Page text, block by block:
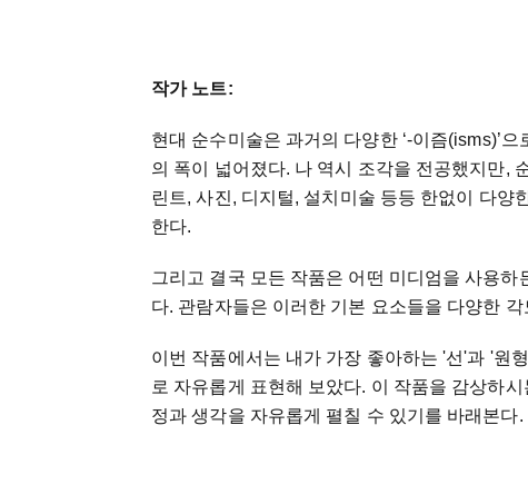
작가 노트:
현대 순수미술은 과거의 다양한 ‘-이즘(isms)’
의 폭이 넓어졌다. 나 역시 조각을 전공했지만,
린트, 사진, 디지털, 설치미술 등등 한없이 다양
한다.
그리고 결국 모든 작품은 어떤 미디엄을 사용
다. 관람자들은 이러한 기본 요소들을 다양한
이번 작품에서는 내가 가장 좋아하는 '선'과 '원
로 자유롭게 표현해 보았다. 이 작품을 감상하
정과 생각을 자유롭게 펼칠 수 있기를 바래본다.